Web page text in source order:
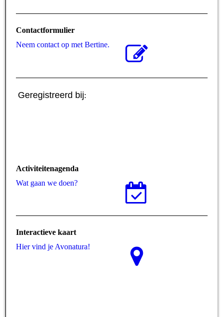
Contactformulier
Neem contact op met Bertine.
Geregistreerd bij:
Activiteitenagenda
Wat gaan we doen?
Interactieve kaart
Hier vind je Avonatura!